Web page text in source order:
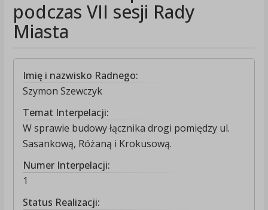
podczas VII sesji Rady
Miasta
Imię i nazwisko Radnego:
Szymon Szewczyk
Temat Interpelacji:
W sprawie budowy łącznika drogi pomiędzy ul.
Sasankową, Różaną i Krokusową.
Numer Interpelacji:
1
Status Realizacji: